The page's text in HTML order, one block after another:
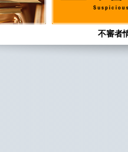
不審者